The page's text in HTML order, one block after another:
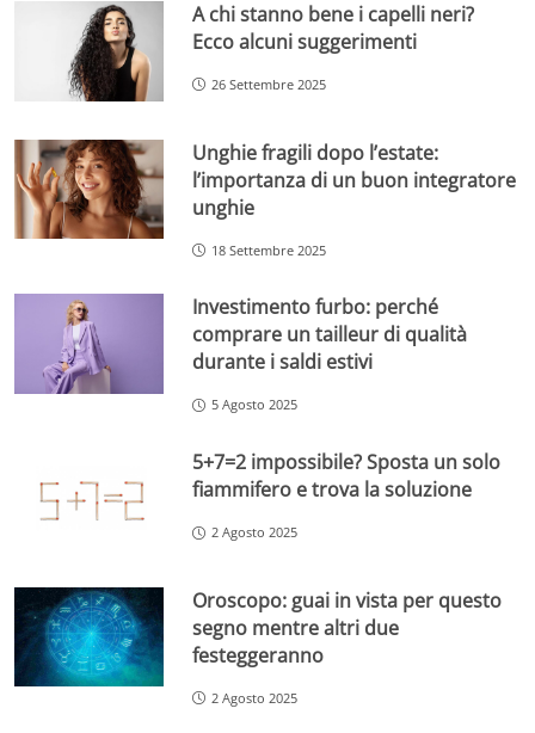
A chi stanno bene i capelli neri?
Ecco alcuni suggerimenti
26 Settembre 2025
Unghie fragili dopo l’estate:
l’importanza di un buon integratore
unghie
18 Settembre 2025
Investimento furbo: perché
comprare un tailleur di qualità
durante i saldi estivi
5 Agosto 2025
5+7=2 impossibile? Sposta un solo
fiammifero e trova la soluzione
2 Agosto 2025
Oroscopo: guai in vista per questo
segno mentre altri due
festeggeranno
2 Agosto 2025